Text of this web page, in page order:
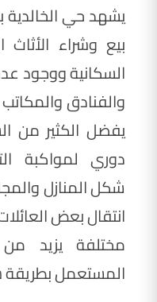
يشهد حي
بيع وشراء
السكانية ووجود
والفنادق والمكاتب
يفضل الكثير من
دوري لمواكبة
شكل المنازل
انتقال بعض
مختلفة يزيد من
المستعمل بطريقة